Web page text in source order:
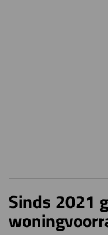
Sinds 2021